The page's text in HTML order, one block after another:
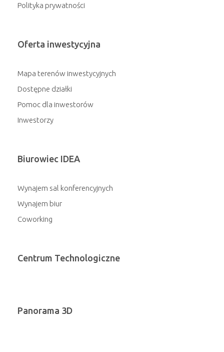
Polityka prywatności
Oferta inwestycyjna
Mapa terenów inwestycyjnych
Dostępne działki
Pomoc dla inwestorów
Inwestorzy
Biurowiec IDEA
Wynajem sal konferencyjnych
Wynajem biur
Coworking
Centrum Technologiczne
Panorama 3D